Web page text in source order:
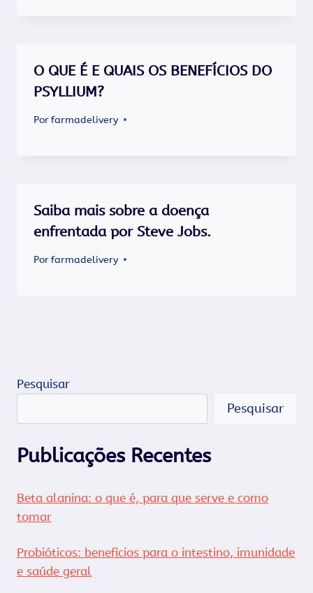
O QUE É E QUAIS OS BENEFÍCIOS DO
PSYLLIUM?
Porfarmadelivery
Saiba mais sobre a doença
enfrentada por Steve Jobs.
Porfarmadelivery
Pesquisar
Pesquisar
Publicações Recentes
Beta alanina: o que é, para que serve e como
tomar
Probióticos: benefícios para o intestino, imunidade
e saúde geral